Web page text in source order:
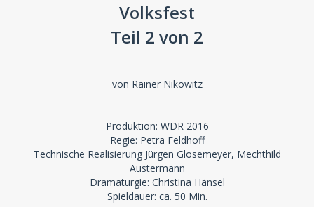
Volksfest
Teil 2 von 2
von Rainer Nikowitz
Produktion: WDR 2016
Regie: Petra Feldhoff
Technische Realisierung Jürgen Glosemeyer, Mechthild
Austermann
Dramaturgie: Christina Hänsel
Spieldauer: ca. 50 Min.